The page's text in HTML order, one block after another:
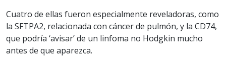
Cuatro de ellas fueron especialmente reveladoras, como
la SFTPA2, relacionada con cáncer de pulmón, y la CD74,
que podría ‘avisar’ de un linfoma no Hodgkin mucho
antes de que aparezca.